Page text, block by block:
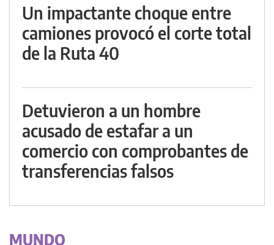
Un impactante choque entre
camiones provocó el corte total
de la Ruta 40
Detuvieron a un hombre
acusado de estafar a un
comercio con comprobantes de
transferencias falsos
MUNDO